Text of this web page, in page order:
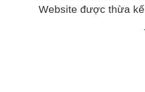
Website được thừa